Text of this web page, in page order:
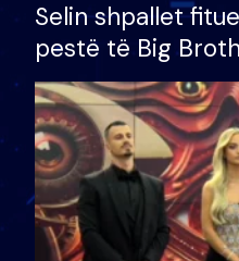
Selin shpallet
pestë të Big
çmimin e madh